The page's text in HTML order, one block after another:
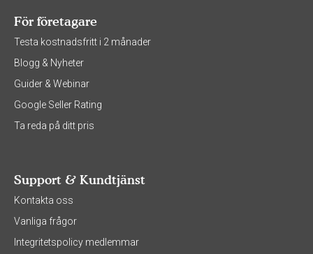
För företagare
Testa kostnadsfritt i 2 månader
Blogg & Nyheter
Guider & Webinar
Google Seller Rating
Ta reda på ditt pris
Support & Kundtjänst
Kontakta oss
Vanliga frågor
Integritetspolicy medlemmar